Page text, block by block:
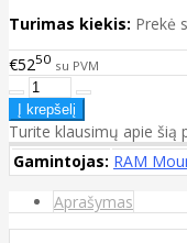
Turimas kiekis: Prekė
€5250 su PVM
Turite klausimų apie šią
Gamintojas: RAM
Aprašymas